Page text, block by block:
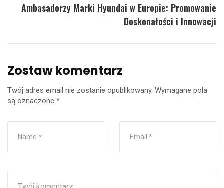
Ambasadorzy Marki Hyundai w Europie: Promowanie
Doskonałości i Innowacji
Zostaw komentarz
Twój adres email nie zostanie opublikowany. Wymagane pola
są oznaczone *